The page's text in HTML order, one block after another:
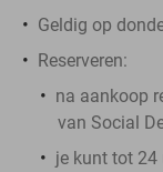
Geldig op
Reserveren:
na aankoop
van Social
je kunt tot 24